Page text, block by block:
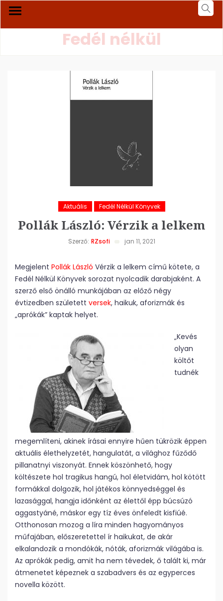
Fedél nélkül
Aktuális Fedél Nélkül Könyvek
Pollák László: Vérzik a lelkem
Szerző: RZsofi jan 11, 2021
Megjelent Pollák László Vérzik a lelkem című kötete, a
Fedél Nélkül Könyvek sorozat nyolcadik darabjaként. A
szerző első önálló munkájában az előző négy
évtizedben született versek, haikuk, aforizmák és
„aprókák” kaptak helyet.
„Kevés
olyan
költőt
tudnék
megemlíteni, akinek írásai ennyire hűen tükrözik éppen
aktuális élethelyzetét, hangulatát, a világhoz fűződő
pillanatnyi viszonyát. Ennek köszönhető, hogy
költészete hol tragikus hangú, hol életvidám, hol kötött
formákkal dolgozik, hol játékos könnyedséggel és
lazasággal, hangja időnként az élettől épp búcsúzó
aggastyáné, máskor egy tíz éves önfeledt kisfiúé.
Otthonosan mozog a líra minden hagyományos
műfajában, előszeretettel ír haikukat, de akár
elkalandozik a mondókák, nóták, aforizmák világába is.
Az aprókák pedig, amit ha nem tévedek, ő talált ki, már
átmenetet képeznek a szabadvers és az egyperces
novella között.